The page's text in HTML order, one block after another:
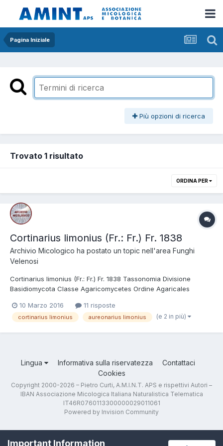
Pagina Iniziale
Più opzioni di ricerca
Trovato 1 risultato
ORDINA PER
Cortinarius limonius (Fr.: Fr.) Fr. 1838
Archivio Micologico ha postato un topic nell'area Funghi
Velenosi
Cortinarius limonius (Fr.: Fr.) Fr. 1838 Tassonomia Divisione
Basidiomycota Classe Agaricomycetes Ordine Agaricales
Leprocybe Sezione Limonii Nezdojm. Clade /limonius Sinonimi
Cortinarius luteus Peck 1890 Cortinarius...
10 Marzo 2016 11 risposte
cortinarius limonius aureonarius limonius (e 2 in più)
Lingua Informativa sulla riservatezza
Contattaci
Cookies
Copyright 2000-2026 – Pietro Curti, A.M.I.N.T. APS e rispettivi Autori –
IBAN Associazione Micologica Italiana Naturalistica Telematica
IT46R0760113300000029011061
Powered by Invision Community
Important Information